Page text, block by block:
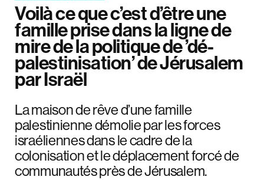
Voilà ce que c’est d’être une
famille prise dans la ligne de
mire de la politique de ’dé-
palestinisation’ de Jérusalem
par Israël
La maison de rêve d’une famille
palestinienne démolie par les forces
israéliennes dans le cadre de la
colonisation et le déplacement forcé de
communautés près de Jérusalem.